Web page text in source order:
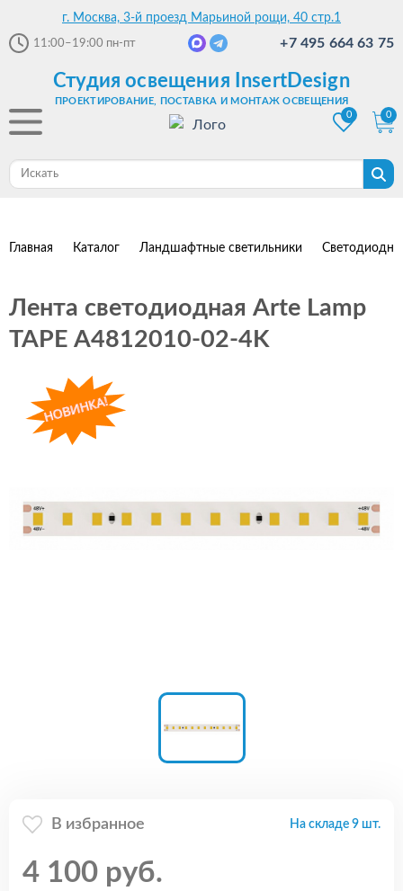
г. Москва, 3-й проезд Марьиной рощи, 40 стр.1
11:00–19:00 пн-пт +7 495 664 63 75
Студия освещения InsertDesign
ПРОЕКТИРОВАНИЕ, ПОСТАВКА И МОНТАЖ ОСВЕЩЕНИЯ
0
0
Главная Каталог Ландшафтные светильники
Лента светодиодная Arte Lamp
TAPE A4812010-02-4K
В избранное На складе 9 шт.
4 100 руб.